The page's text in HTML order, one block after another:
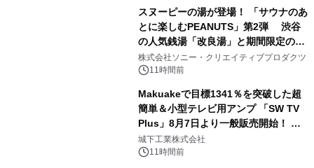
スヌーピーの湯が登場！ 「サウナのあ
とに楽しむPEANUTS」第2弾 渋谷
の人気銭湯「改良湯」と期間限定のコ
ラボレーション サウナイキタイコラ
ボグッズも発売決定！
株式会社ソニー・クリエイティブプロダクツ
11時間前
Makuakeで目標1341％を突破した超
簡単＆小型テレビ用アンプ 「SW TV
Plus」8月7日より一般販売開始！ ケ
ーブル1本つなぐだけ、テレビの音が
ぐっと豊かに
城下工業株式会社
11時間前